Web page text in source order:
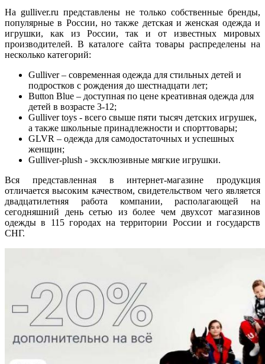
На gulliver.ru представлены не только собственные бренды,
популярные в России, но также детская и женская одежда и
игрушки, как из России, так и от известных мировых
производителей. В каталоге сайта товары распределены на
несколько категорий:
Gulliver – современная одежда для стильных детей и
подростков с рождения до шестнадцати лет;
Button Blue – доступная по цене креативная одежда для
детей в возрасте 3-12;
Gulliver toys - всего свыше пяти тысяч детских игрушек,
а также школьные принадлежности и спорттовары;
GLVR – одежда для самодостаточных и успешных
женщин;
Gulliver-plush - эксклюзивные мягкие игрушки.
Вся представленная в интернет-магазине продукция
отличается высоким качеством, свидетельством чего является
двадцатилетняя работа компании, располагающей на
сегодняшний день сетью из более чем двухсот магазинов
одежды в 115 городах на территории России и государств
СНГ.